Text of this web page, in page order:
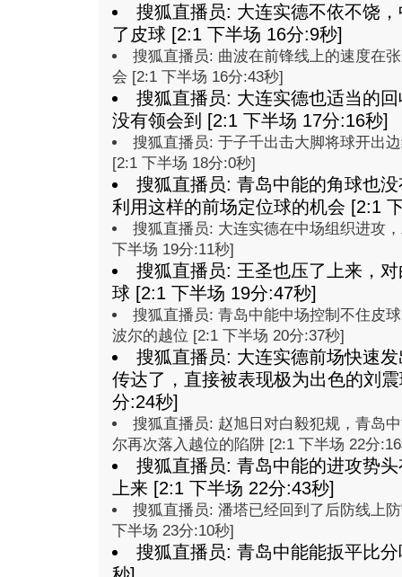
搜狐直播员: 大连实德不依不饶
了皮球 [2:1 下半场 16分:9秒]
搜狐直播员: 曲波在前锋线上的速度在
会 [2:1 下半场 16分:43秒]
搜狐直播员: 大连实德也适当的
没有领会到 [2:1 下半场 17分:16秒]
搜狐直播员: 于子千出击大脚将球开出
[2:1 下半场 18分:0秒]
搜狐直播员: 青岛中能的角球也
利用这样的前场定位球的机会 [2:1
搜狐直播员: 大连实德在中场组织进攻
下半场 19分:11秒]
搜狐直播员: 王圣也压了上来，
球 [2:1 下半场 19分:47秒]
搜狐直播员: 青岛中能中场控制不住皮
波尔的越位 [2:1 下半场 20分:37秒]
搜狐直播员: 大连实德前场快速
传达了，直接被表现极为出色的刘
分:24秒]
搜狐直播员: 赵旭日对白毅犯规，青岛
尔再次落入越位的陷阱 [2:1 下半场 22分
搜狐直播员: 青岛中能的进攻势
上来 [2:1 下半场 22分:43秒]
搜狐直播员: 潘塔已经回到了后防线上
下半场 23分:10秒]
搜狐直播员: 青岛中能能扳平比